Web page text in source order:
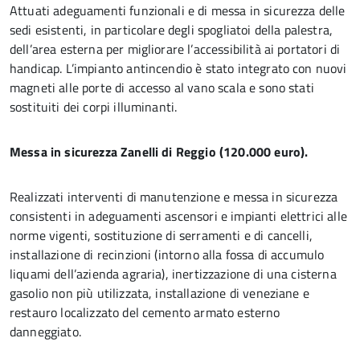
Attuati adeguamenti funzionali e di messa in sicurezza delle
sedi esistenti, in particolare degli spogliatoi della palestra,
dell’area esterna per migliorare l’accessibilità ai portatori di
handicap. L’impianto antincendio è stato integrato con nuovi
magneti alle porte di accesso al vano scala e sono stati
sostituiti dei corpi illuminanti.
Messa in sicurezza Zanelli di Reggio (120.000 euro).
Realizzati interventi di manutenzione e messa in sicurezza
consistenti in adeguamenti ascensori e impianti elettrici alle
norme vigenti, sostituzione di serramenti e di cancelli,
installazione di recinzioni (intorno alla fossa di accumulo
liquami dell’azienda agraria), inertizzazione di una cisterna
gasolio non più utilizzata, installazione di veneziane e
restauro localizzato del cemento armato esterno
danneggiato.